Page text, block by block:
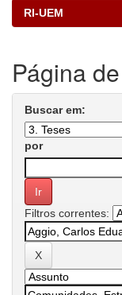
RI-UEM
Página
Buscar em:
por
Filtros correntes: